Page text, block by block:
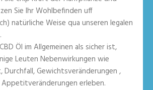
Sie Ihr Wohlbefinden uff
natürliche Weise qua unseren legalen
Öl im Allgemeinen als sicher ist,
Leuten Nebenwirkungen wie
Durchfall, Gewichtsveränderungen ,
erleben.